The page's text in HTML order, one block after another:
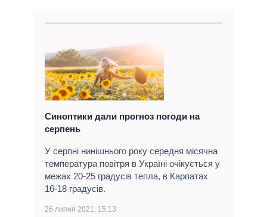
Синоптики дали прогноз погоди на
серпень
У серпні нинішнього року середня місячна
температура повітря в Україні очікується у
межах 20-25 градусів тепла, в Карпатах
16-18 градусів.
26 липня 2021, 15:13